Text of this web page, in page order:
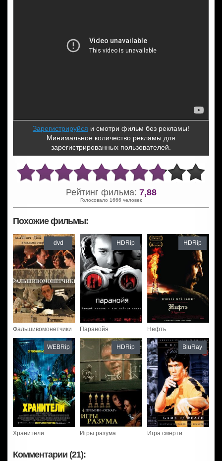
Зарегистрируйся и смотри фильм без рекламы!
Минимальное количество рекламы для
зарегистрированных пользователей.
Рейтинг фильма: 7,88
Голосовало 1666 человек
Похожие фильмы:
Фальшивомонетчики
dvd
Паранойя
HDRip
Нефть
HDRip
Хранители
WEBRip
Игры разума
HDRip
Игра смерти
BluRay
Комментарии (21):